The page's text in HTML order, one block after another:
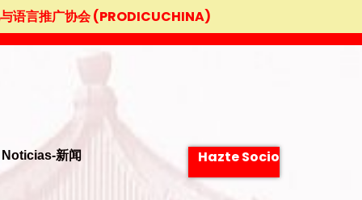
语言推广协会 (PRODICUCHINA)
Noticias-新闻 Hazte Socio